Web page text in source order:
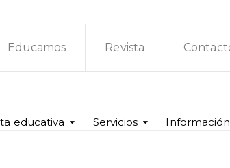
Educamos Revista
educativa Servicios